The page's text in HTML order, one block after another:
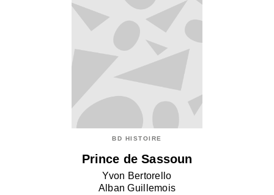
BD HISTOIRE
Prince de Sassoun
Yvon Bertorello
Alban Guillemois